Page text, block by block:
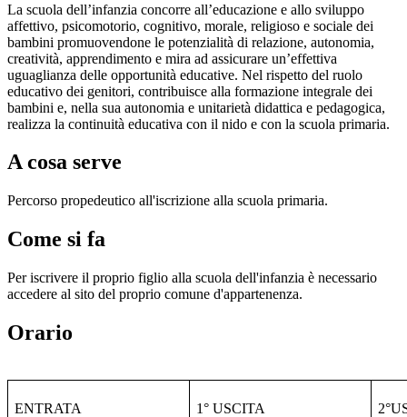
La scuola dell’infanzia concorre all’educazione e allo sviluppo
affettivo, psicomotorio, cognitivo, morale, religioso e sociale dei
bambini promuovendone le potenzialità di relazione, autonomia,
creatività, apprendimento e mira ad assicurare un’effettiva
uguaglianza delle opportunità educative. Nel rispetto del ruolo
educativo dei genitori, contribuisce alla formazione integrale dei
bambini e, nella sua autonomia e unitarietà didattica e pedagogica,
realizza la continuità educativa con il nido e con la scuola primaria.
A cosa serve
Percorso propedeutico all'iscrizione alla scuola primaria.
Come si fa
Per iscrivere il proprio figlio alla scuola dell'infanzia è necessario
accedere al sito del proprio comune d'appartenenza.
Orario
ENTRATA 1° USCITA